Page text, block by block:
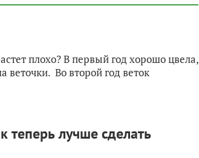
плохо? В первый год хорошо цвела,
веточки. Во второй год веток
теперь лучше сделать